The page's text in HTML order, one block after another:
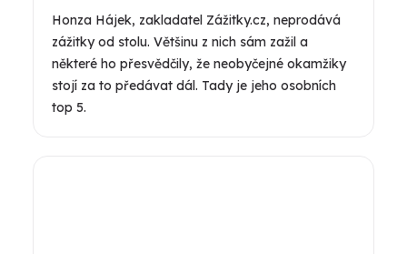
Honza Hájek, zakladatel Zážitky.cz, neprodává
zážitky od stolu. Většinu z nich sám zažil a
některé ho přesvědčily, že neobyčejné okamžiky
stojí za to předávat dál. Tady je jeho osobních
top 5.